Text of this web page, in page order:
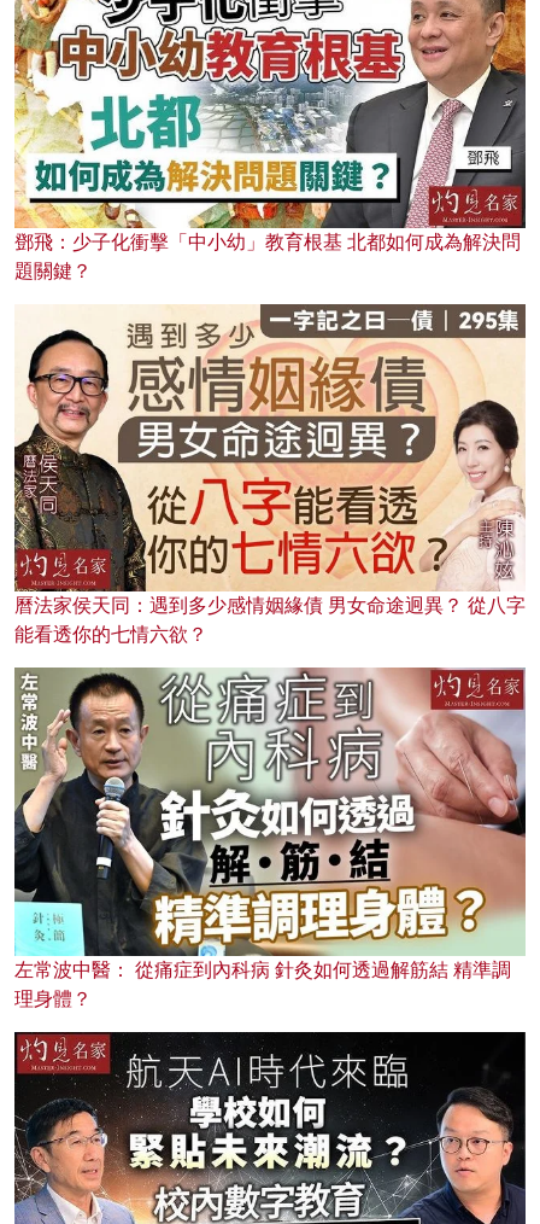
鄧飛：少子化衝擊「中小幼」教育根基 北都如何成為解決問
題關鍵？
曆法家侯天同：遇到多少感情姻緣債 男女命途迥異？ 從八字
能看透你的七情六欲？
左常波中醫： 從痛症到內科病 針灸如何透過解筋結 精準調
理身體？